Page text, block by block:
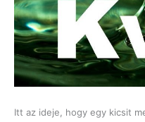
Itt az ideje, hogy egy kicsit